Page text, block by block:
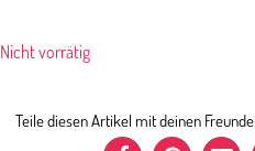
Nicht vorrätig
Teile diesen Artikel mit deinen